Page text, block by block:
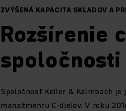
ZVÝŠENÁ KAPACITA SKLADOV A
Rozšírenie
Spoločnosť Keller & Kalmbach
manažmentu C-dielov. V roku